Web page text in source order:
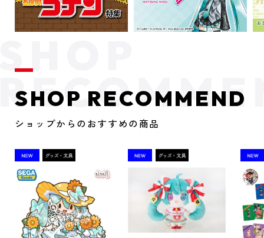
SHOP RECOMMEND
ショップからのおすすめの商品